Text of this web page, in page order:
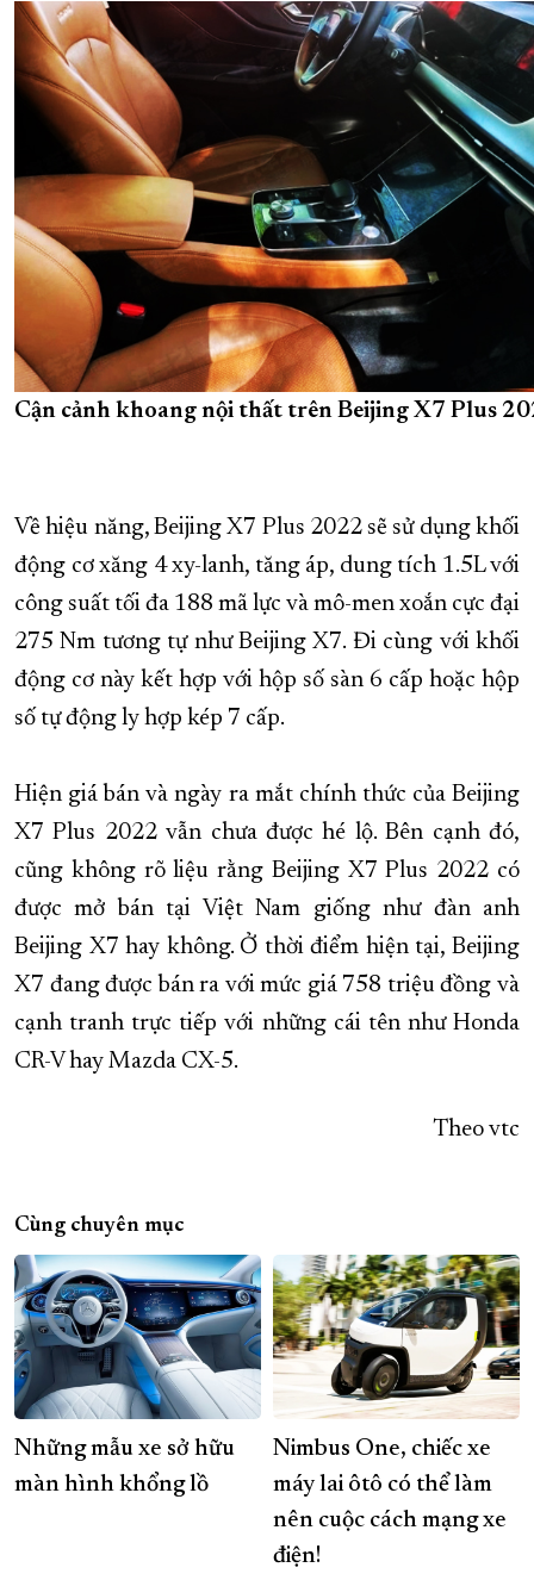
Cận cảnh khoang nội thất trên Beijing X7 Plus
Về hiệu năng, Beijing X7 Plus 2022 sẽ sử dụng khối
động cơ xăng 4 xy-lanh, tăng áp, dung tích 1.5L với
công suất tối đa 188 mã lực và mô-men xoắn cực đại
275 Nm tương tự như Beijing X7. Đi cùng với khối
động cơ này kết hợp với hộp số sàn 6 cấp hoặc hộp
số tự động ly hợp kép 7 cấp.
Hiện giá bán và ngày ra mắt chính thức của Beijing
X7 Plus 2022 vẫn chưa được hé lộ. Bên cạnh đó,
cũng không rõ liệu rằng Beijing X7 Plus 2022 có
được mở bán tại Việt Nam giống như đàn anh
Beijing X7 hay không. Ở thời điểm hiện tại, Beijing
X7 đang được bán ra với mức giá 758 triệu đồng và
cạnh tranh trực tiếp với những cái tên như Honda
CR-V hay Mazda CX-5.
Theo vtc
Cùng chuyên mục
Những mẫu xe sở hữu
màn hình khổng lồ
Nimbus One, chiếc xe
máy lai ôtô có thể làm
nên cuộc cách mạng xe
điện!